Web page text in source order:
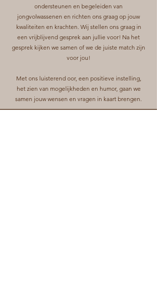
ondersteunen en begeleiden van
jongvolwassenen en richten ons graag op jouw
kwaliteiten en krachten. Wij stellen ons graag in
een vrijblijvend gesprek aan jullie voor! Na het
gesprek kijken we samen of we de juiste match zijn
voor jou!
Met ons luisterend oor, een positieve instelling,
het zien van mogelijkheden en humor, gaan we
samen jouw wensen en vragen in kaart brengen.